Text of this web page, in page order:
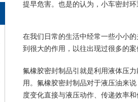
提早危害。也是的认为，小车密封
在我们日常的生活中经常一些小小
到很大的作用，以往出现过很多的
氟橡胶密封制品引就是利用液体压
用。氟橡胶密封制品对于液压油来
度变化直接与液压动作、传递效率